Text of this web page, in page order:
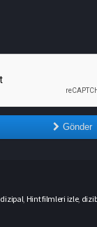
Gönder
dizipal Hint filmleri izle,